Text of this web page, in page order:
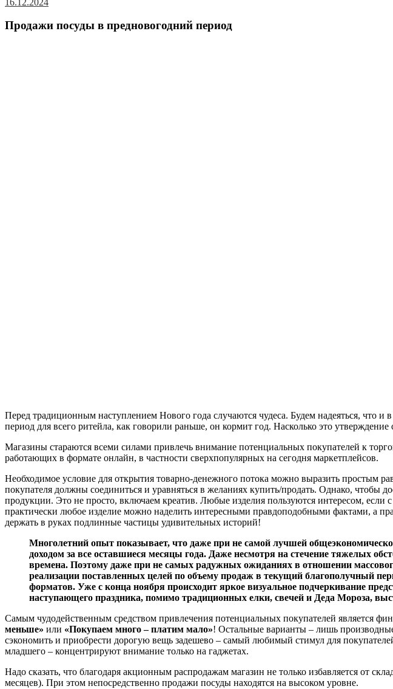
Продажи посуды в предновогодний период
Перед традиционным наступлением Нового года случаются чудеса. Будем надеяться, что
период для всего ритейла, как говорили раньше, он кормит год. Насколько это утверждение
Магазины стараются всеми силами привлечь внимание потенциальных покупателей к
работающих в формате онлайн, в частности сверхпопулярных на сегодня маркетплейсов.
Необходимое условие для открытия товарно-денежного потока можно выразить простым
покупателя должны соединиться и уравняться в желаниях купить/продать. Однако, чтобы
продукции. Это не просто, включаем креатив. Любые изделия пользуются интересом, если
практически любое изделие можно наделить интересными правдоподобными фактами, а
держать в руках подлинные частицы удивительных историй!
Многолетний опыт показывает, что даже при не самой лучшей
доходом за все оставшиеся месяцы года. Даже несмотря на стечение тяжелых
времена. Поэтому даже при не самых радужных ожиданиях в отношении
реализации поставленных целей по объему продаж в текущий благополучный
форматов. Уже с конца ноября происходит яркое визуальное подчеркивание
наступающего праздника, помимо традиционных елки, свечей и Деда Мороза,
Самым чудодейственным средством привлечения потенциальных покупателей является
меньше» или «Покупаем много – платим мало»! Остальные варианты – лишь
сэкономить и приобрести дорогую вещь задешево – самый любимый стимул для
младшего – концентрируют внимание только на гаджетах.
Надо сказать, что благодаря акционным распродажам магазин не только избавляется от
месяцев). При этом непосредственно продажи посуды находятся на высоком уровне.